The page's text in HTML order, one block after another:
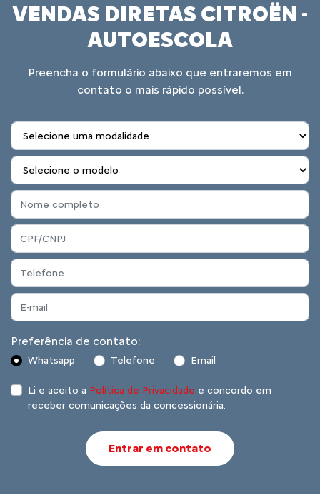
VENDAS DIRETAS CITROËN -
AUTOESCOLA
Preencha o formulário abaixo que entraremos em
contato o mais rápido possível.
Preferência de contato:
Whatsapp Telefone Email
Li e aceito a Política de Privacidade e concordo em
receber comunicações da concessionária.
Entrar em contato